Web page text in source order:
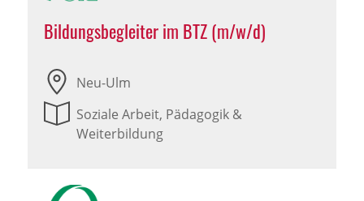
Bildungsbegleiter im BTZ (m/w/d)
Neu-Ulm
Soziale Arbeit, Pädagogik &
Weiterbildung